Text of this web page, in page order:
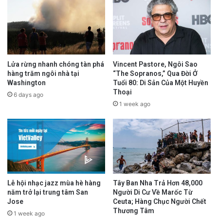
Lửa rừng nhanh chóng tàn phá
hàng trăm ngôi nhà tại
Washington
6 days ago
Vincent Pastore, Ngôi Sao
“The Sopranos,” Qua Đời Ở
Tuổi 80: Di Sản Của Một Huyền
Thoại
1 week ago
Lễ hội nhạc jazz mùa hè hàng
năm trở lại trung tâm San
Jose
1 week ago
Tây Ban Nha Trả Hơn 48,000
Người Di Cư Về Marốc Từ
Ceuta; Hàng Chục Người Chết
Thương Tâm